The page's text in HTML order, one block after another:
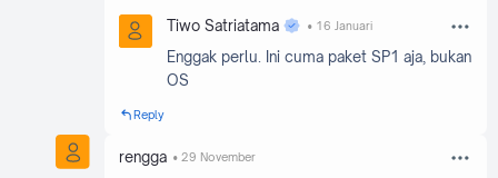
Tiwo Satriatama 16 Januari
Enggak perlu. Ini cuma paket SP1 aja, bukan
OS
Reply
rengga 29 November